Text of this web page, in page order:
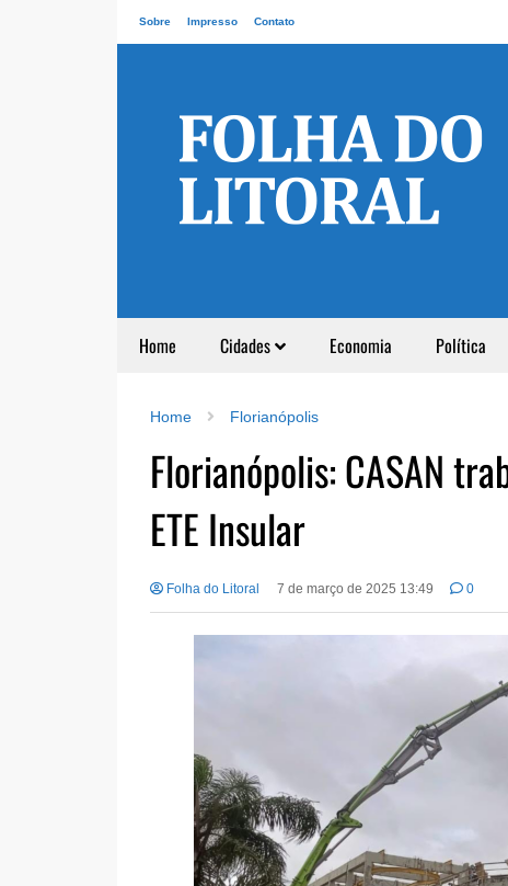
Sobre Impresso Contato
Home Cidades Economia Política
Home Florianópolis
Florianópolis: CASAN
ETE Insular
Folha do Litoral 7 de março de 2025 13:49 0